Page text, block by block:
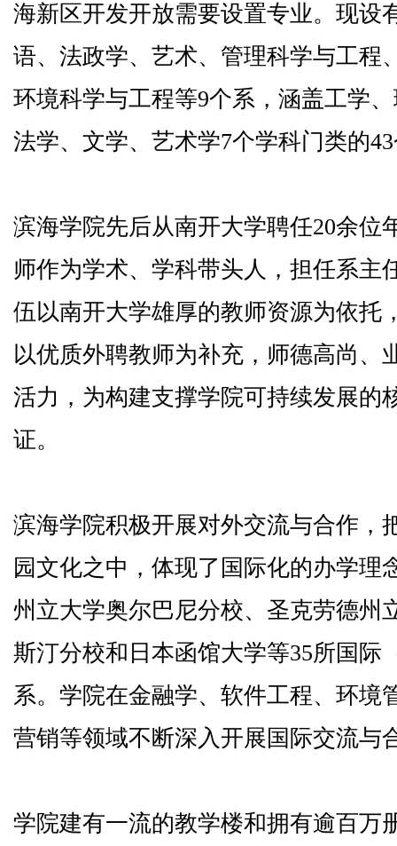
海新区开发开放需要设置专业。现设
语、法政学、艺术、管理科学与工程
环境科学与工程等9个系，涵盖工学
法学、文学、艺术学7个学科门类的
滨海学院先后从南开大学聘任20余位
师作为学术、学科带头人，担任系主
伍以南开大学雄厚的教师资源为依托
以优质外聘教师为补充，师德高尚、
活力，为构建支撑学院可持续发展的
证。
滨海学院积极开展对外交流与合作，
园文化之中，体现了国际化的办学理
州立大学奥尔巴尼分校、圣克劳德州
斯汀分校和日本函馆大学等35所国际
系。学院在金融学、软件工程、环境
营销等领域不断深入开展国际交流与
学院建有一流的教学楼和拥有逾百万